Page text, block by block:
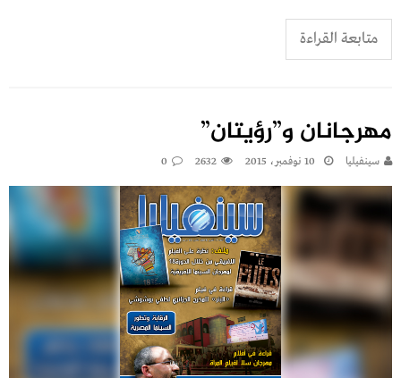
متابعة القراءة
مهرجانان و”رؤيتان”
سينفيليا 10 نوفمبر، 2015 2632
0